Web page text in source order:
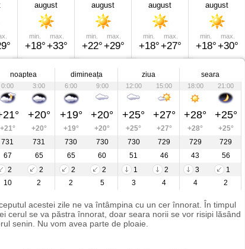
august
min.
+18°
max.
+33°
august
min.
+22°
max.
+29°
august
min.
+18°
max.
+27°
august
min.
+18°
max.
+30°
noaptea dimineața ziua seara
0:00 3:00 6:00 9:00 12:00 15:00 18:00 21:00
+20° +19° +20° +25° +27° +28° +25°
+21° +20° +19° +20° +25° +27° +28°
+25°
731
731 730 730 730 729 729
729
67
65 65 60 51 46 43
56
2
2 2 2 1 2 3
1
10
2 2 5 3 4 4 2
acestei zile ne va întâmpina cu un cer înnorat. În timpul
cerul se va păstra înnorat, doar seara norii se vor risipi lăsând
senin. Nu vom avea parte de ploaie.